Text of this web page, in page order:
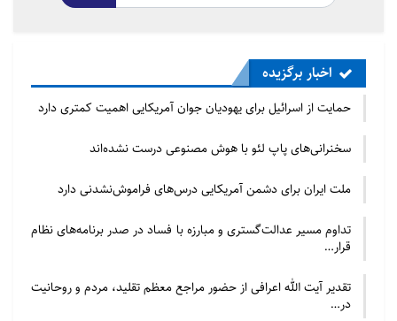
اخبار برگزیده
حمایت از اسرائیل برای یهودیان جوان آمریکایی اهمیت کمتری دارد
سخنرانی‌های پاپ لئو با هوش مصنوعی درست نشده‌اند
ملت ایران برای دشمن آمریکایی درس‌های فراموش‌نشدنی دارد
تداوم مسیر عدالت‌گستری و مبارزه با فساد در صدر برنامه‌های نظام
قرار…
تقدیر آیت الله اعرافی از حضور مراجع معظم تقلید، مردم و روحانیت
در…